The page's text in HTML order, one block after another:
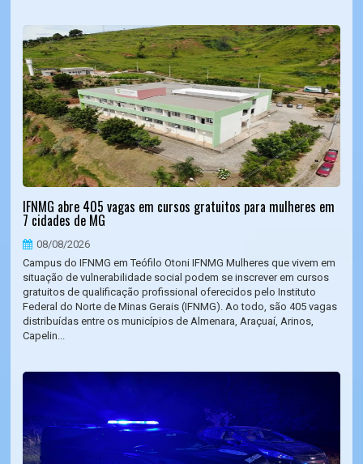
IFNMG abre 405 vagas em cursos gratuitos para mulheres em
7 cidades de MG
08/08/2026
Campus do IFNMG em Teófilo Otoni IFNMG Mulheres que vivem em
situação de vulnerabilidade social podem se inscrever em cursos
gratuitos de qualificação profissional oferecidos pelo Instituto
Federal do Norte de Minas Gerais (IFNMG). Ao todo, são 405 vagas
distribuídas entre os municípios de Almenara, Araçuaí, Arinos,
Capelin...